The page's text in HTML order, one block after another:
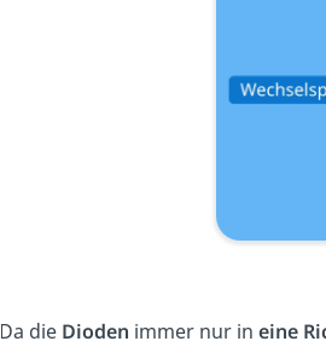
Da die Dioden immer nur in eine